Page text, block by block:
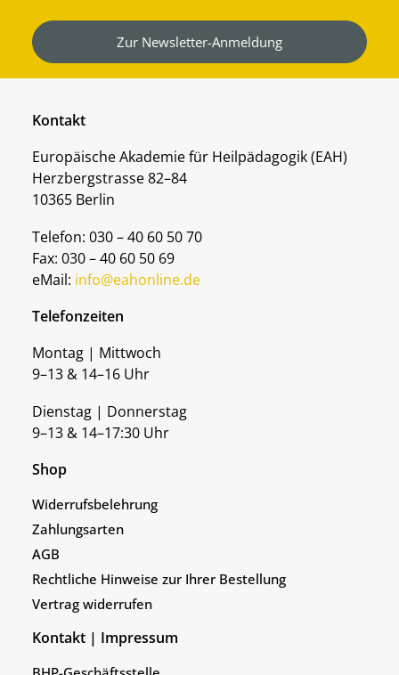
Zur Newsletter-Anmeldung
Kontakt
Europäische Akademie für Heilpädagogik (EAH)
Herzbergstrasse 82–84
10365 Berlin
Telefon: 030 – 40 60 50 70
Fax: 030 – 40 60 50 69
eMail: info@eahonline.de
Telefonzeiten
Montag | Mittwoch
9–13 & 14–16 Uhr
Dienstag | Donnerstag
9–13 & 14–17:30 Uhr
Shop
Widerrufsbelehrung
Zahlungsarten
AGB
Rechtliche Hinweise zur Ihrer Bestellung
Vertrag widerrufen
Kontakt | Impressum